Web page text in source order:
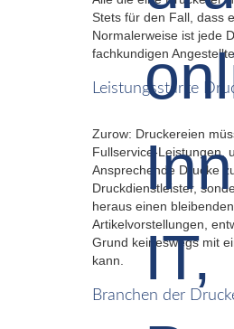
Stets für den Fall, dass
Normalerweise ist jede
fachkundigen
Leistungsstarke
Zurow: Druckereien
Fullservice-Leistungen,
Ansprechende Drucke
Druckdienstleister,
heraus einen
Artikelvorstellungen,
Grund keineswegs mit
kann.
Branchen der